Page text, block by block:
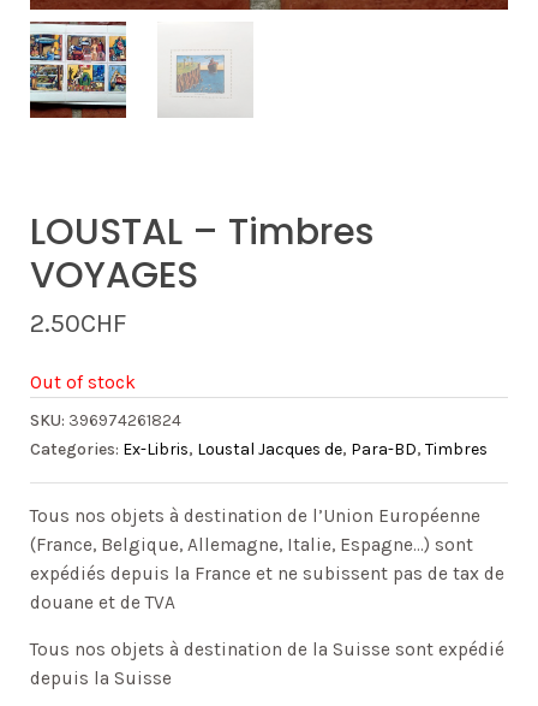
LOUSTAL – Timbres
VOYAGES
2.50CHF
Out of stock
SKU: 396974261824
Categories: Ex-Libris, Loustal Jacques de, Para-BD, Timbres
Tous nos objets à destination de l’Union Européenne
(France, Belgique, Allemagne, Italie, Espagne…) sont
expédiés depuis la France et ne subissent pas de tax de
douane et de TVA
Tous nos objets à destination de la Suisse sont expédié
depuis la Suisse